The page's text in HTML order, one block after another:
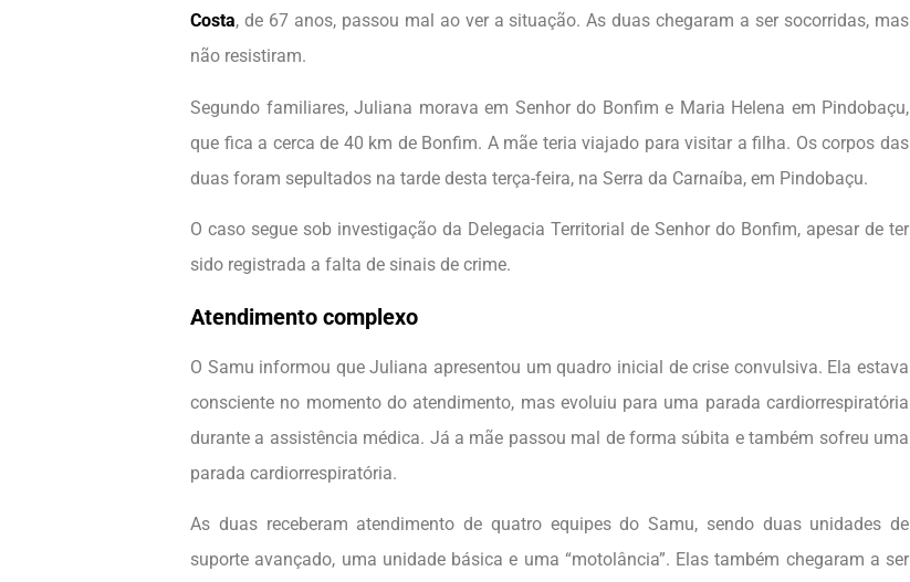
Costa, de 67 anos, passou mal ao ver a situação. As duas chegaram a ser socorridas, mas
não resistiram.
Segundo familiares, Juliana morava em Senhor do Bonfim e Maria Helena em Pindobaçu,
que fica a cerca de 40 km de Bonfim. A mãe teria viajado para visitar a filha. Os corpos das
duas foram sepultados na tarde desta terça-feira, na Serra da Carnaíba, em Pindobaçu.
O caso segue sob investigação da Delegacia Territorial de Senhor do Bonfim, apesar de ter
sido registrada a falta de sinais de crime.
Atendimento complexo
O Samu informou que Juliana apresentou um quadro inicial de crise convulsiva. Ela estava
consciente no momento do atendimento, mas evoluiu para uma parada cardiorrespiratória
durante a assistência médica. Já a mãe passou mal de forma súbita e também sofreu uma
parada cardiorrespiratória.
As duas receberam atendimento de quatro equipes do Samu, sendo duas unidades de
suporte avançado, uma unidade básica e uma “motolância”. Elas também chegaram a ser